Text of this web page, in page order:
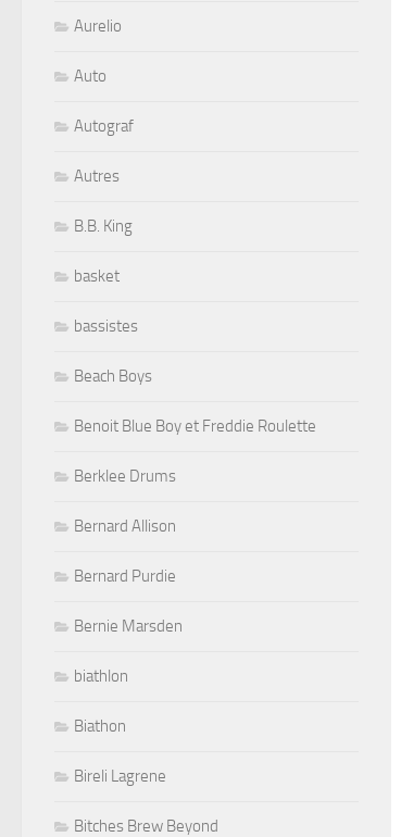
Aurelio
Auto
Autograf
Autres
B.B. King
basket
bassistes
Beach Boys
Benoit Blue Boy et Freddie Roulette
Berklee Drums
Bernard Allison
Bernard Purdie
Bernie Marsden
biathlon
Biathon
Bireli Lagrene
Bitches Brew Beyond